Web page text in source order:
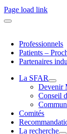
Page load link
Professionnels
Patients –
Partenaires
La SFAR
Devenir
Conseil
Comités
La recherche